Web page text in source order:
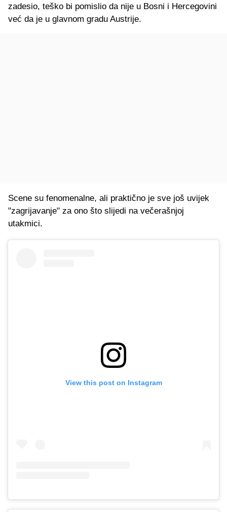
zadesio, teško bi pomislio da nije u Bosni i Hercegovini
već da je u glavnom gradu Austrije.
Scene su fenomenalne, ali praktično je sve još uvijek
"zagrijavanje" za ono što slijedi na večerašnjoj
utakmici.
View this post on Instagram